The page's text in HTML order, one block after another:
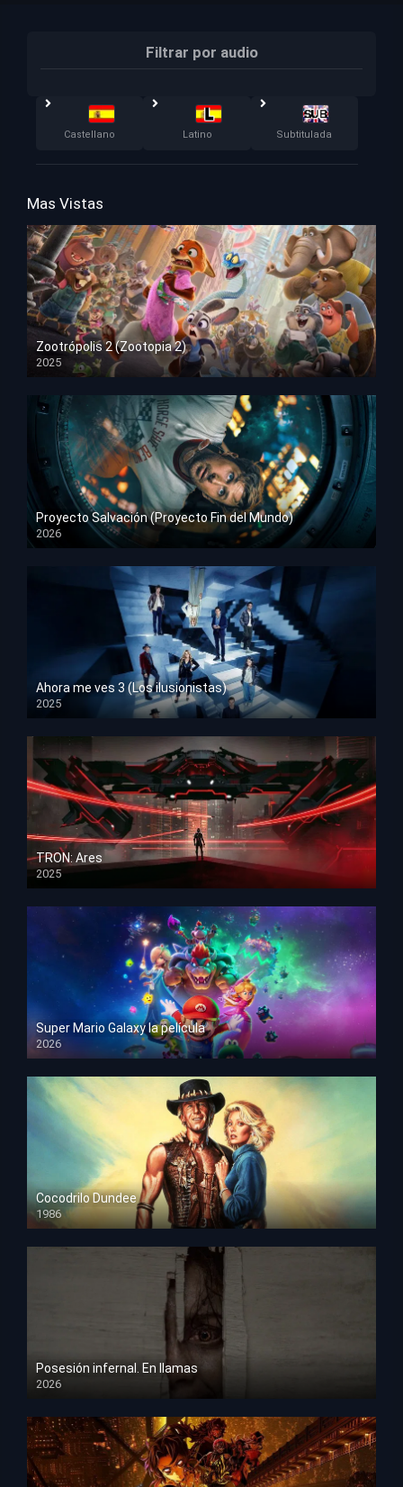
Filtrar por audio
Castellano Latino Subtitulada
Mas Vistas
Zootrópolis 2 (Zootopia 2)
2025
HD 1080p
Proyecto Salvación (Proyecto Fin del Mundo)
2026
HD 1080p
Ahora me ves 3 (Los ilusionistas)
2025
HD 1080p
TRON: Ares
2025
HD 1080p
Super Mario Galaxy la película
2026
HD 1080p
Cocodrilo Dundee
1986
HD 1080p
Posesión infernal. En llamas
2026
HD 1080p